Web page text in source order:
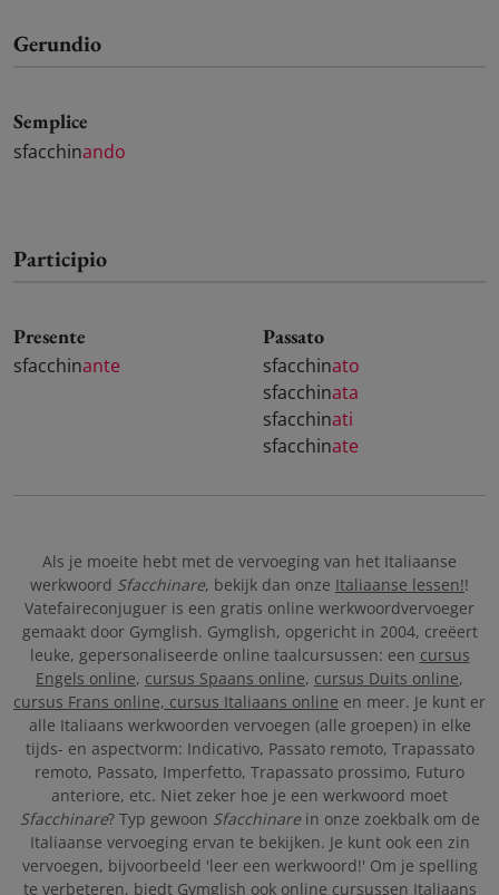
Gerundio
Semplice
sfacchinando
Participio
Presente
sfacchinante
Passato
sfacchinato
sfacchinata
sfacchinati
sfacchinate
Als je moeite hebt met de vervoeging van het Italiaanse
werkwoord Sfacchinare, bekijk dan onze Italiaanse lessen!!
Vatefaireconjuguer is een gratis online werkwoordvervoeger
gemaakt door Gymglish. Gymglish, opgericht in 2004, creëert
leuke, gepersonaliseerde online taalcursussen: een cursus
Engels online, cursus Spaans online, cursus Duits online,
cursus Frans online, cursus Italiaans online en meer. Je kunt er
alle Italiaans werkwoorden vervoegen (alle groepen) in elke
tijds- en aspectvorm: Indicativo, Passato remoto, Trapassato
remoto, Passato, Imperfetto, Trapassato prossimo, Futuro
anteriore, etc. Niet zeker hoe je een werkwoord moet
Sfacchinare? Typ gewoon Sfacchinarein onze zoekbalk om de
Italiaanse vervoeging ervan te bekijken. Je kunt ook een zin
vervoegen, bijvoorbeeld 'leer een werkwoord!' Om je spelling
te verbeteren, biedt Gymglish ook online cursussen Italiaans